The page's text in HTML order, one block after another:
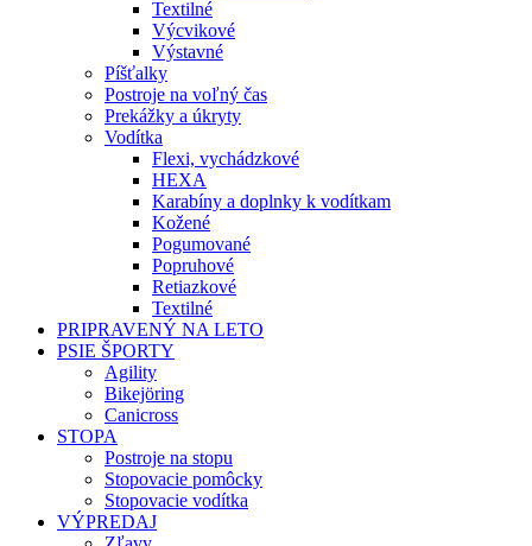
Textilné
Výcvikové
Výstavné
Píšťalky
Postroje na voľný čas
Prekážky a úkryty
Vodítka
Flexi, vychádzkové
HEXA
Karabíny a doplnky k vodítkam
Kožené
Pogumované
Popruhové
Retiazkové
Textilné
PRIPRAVENÝ NA LETO
PSIE ŠPORTY
Agility
Bikejöring
Canicross
STOPA
Postroje na stopu
Stopovacie pomôcky
Stopovacie vodítka
VÝPREDAJ